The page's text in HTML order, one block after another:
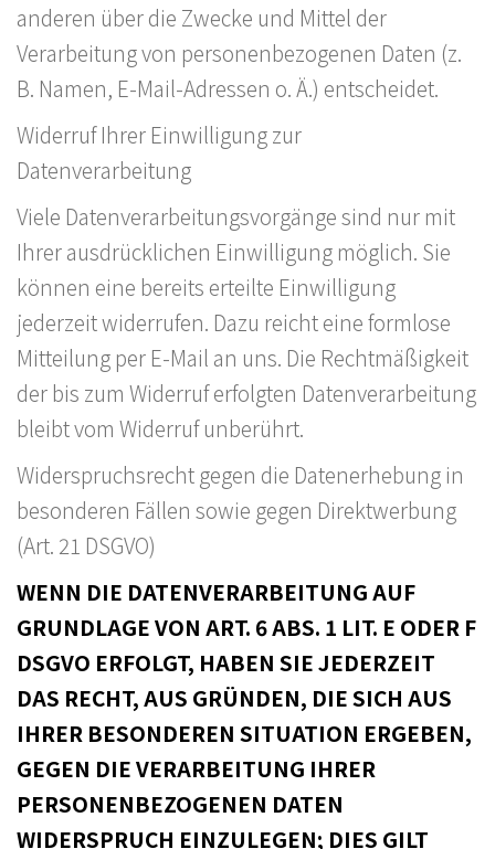
anderen über die Zwecke und Mittel der
Verarbeitung von personenbezogenen Daten (z.
B. Namen, E-Mail-Adressen o. Ä.) entscheidet.
Widerruf Ihrer Einwilligung zur
Datenverarbeitung
Viele Datenverarbeitungsvorgänge sind nur mit
Ihrer ausdrücklichen Einwilligung möglich. Sie
können eine bereits erteilte Einwilligung
jederzeit widerrufen. Dazu reicht eine formlose
Mitteilung per E-Mail an uns. Die Rechtmäßigkeit
der bis zum Widerruf erfolgten Datenverarbeitung
bleibt vom Widerruf unberührt.
Widerspruchsrecht gegen die Datenerhebung in
besonderen Fällen sowie gegen Direktwerbung
(Art. 21 DSGVO)
WENN DIE DATENVERARBEITUNG AUF
GRUNDLAGE VON ART. 6 ABS. 1 LIT. E ODER F
DSGVO ERFOLGT, HABEN SIE JEDERZEIT
DAS RECHT, AUS GRÜNDEN, DIE SICH AUS
IHRER BESONDEREN SITUATION ERGEBEN,
GEGEN DIE VERARBEITUNG IHRER
PERSONENBEZOGENEN DATEN
WIDERSPRUCH EINZULEGEN; DIES GILT